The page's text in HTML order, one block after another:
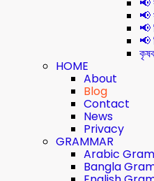
📢
📢
📢
HOME
About
Blog
Contact
News
Privacy
GRAMMAR
Arabic
Bangla